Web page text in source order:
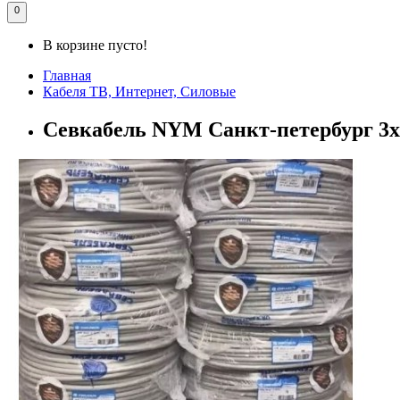
0
В корзине пусто!
Главная
Кабеля ТВ, Интернет, Силовые
Севкабель NYM Санкт-петербург